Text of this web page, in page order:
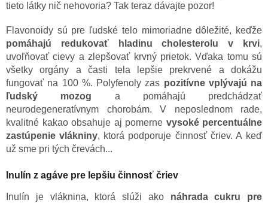
tieto látky nič nehovoria? Tak teraz dávajte pozor!
Flavonoidy sú pre ľudské telo mimoriadne dôležité, keďže
pomáhajú redukovať hladinu cholesterolu v krvi,
uvoľňovať cievy a zlepšovať krvný prietok. Vďaka tomu sú
všetky orgány a časti tela lepšie prekrvené a dokážu
fungovať na 100 %. Polyfenoly zas pozitívne vplývajú na
ľudský mozog a pomáhajú predchádzať
neurodegeneratívnym chorobám. V neposlednom rade,
kvalitné kakao obsahuje aj pomerne vysoké percentuálne
zastúpenie vlákniny, ktorá podporuje činnosť čriev. A keď
už sme pri tých črevách...
Inulín z agáve pre lepšiu činnosť čriev
Inulín je vláknina, ktorá slúži ako náhrada cukru pre